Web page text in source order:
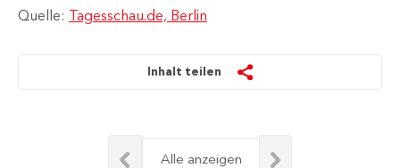
Quelle: Tagesschau.de, Berlin
Inhalt teilen
Alle anzeigen